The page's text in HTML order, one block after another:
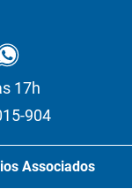
17h
904
Associados